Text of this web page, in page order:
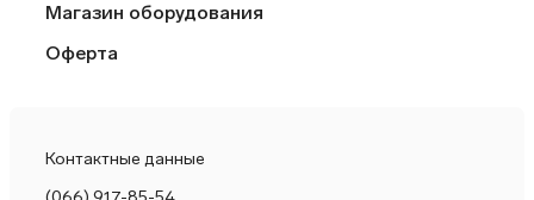
Магазин оборудования
Оферта
Контактные данные